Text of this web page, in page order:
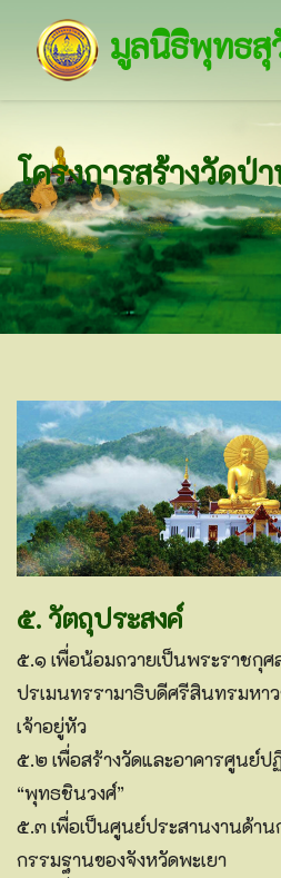
มูลนิธิพุทธ
๕. วัตถุประสงค์
๕.๑ เพื่อน้อมถวายเป็นพระราชกุ
ปรเมนทรรามาธิบดีศรีสินทรมหา
เจ้าอยู่หัว
๕.๒ เพื่อสร้างวัดและอาคารศูนย์
“พุทธชินวงศ์”
๕.๓ เพื่อเป็นศูนย์ประสานงานด้า
กรรมฐานของจังหวัดพะเยา